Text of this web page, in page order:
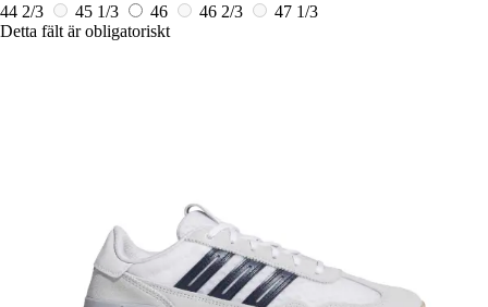
44 2/3
45 1/3 46 46 2/3
47 1/3
Detta fält är obligatoriskt